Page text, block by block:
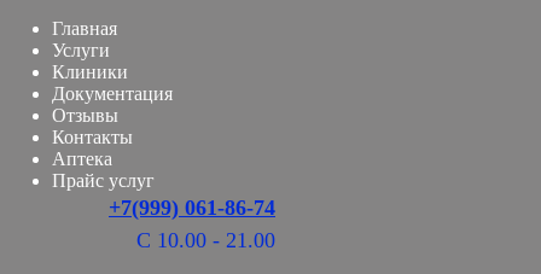
Главная
Услуги
Клиники
Документация
Отзывы
Контакты
Аптека
Прайс услуг
+7(999) 061-86-74
С 10.00 - 21.00